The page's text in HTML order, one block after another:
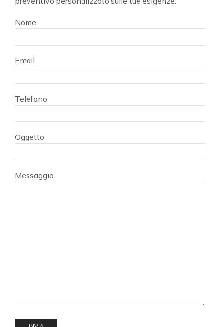
Nome
Email
Telefono
Oggetto
Messaggio